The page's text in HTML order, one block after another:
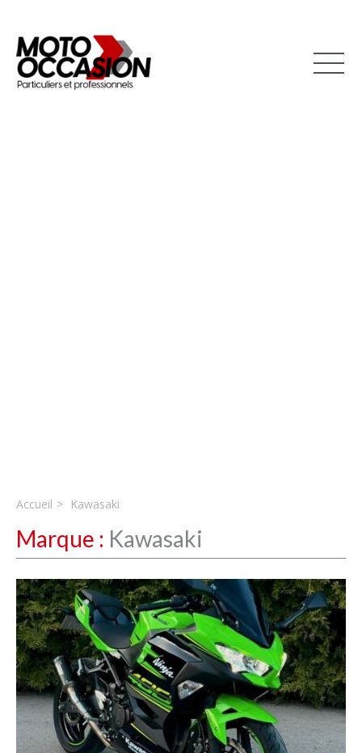
Accueil Kawasaki
Marque : Kawasaki